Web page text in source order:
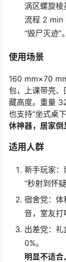
涡区螺旋
流程 2 min
“毁尸灭迹”。
使用场景
160 mm×70
包，上课带壳
藏高度。重量
也支持“坐式桌下
休神器，居家倒
适用人群
新手玩家
“秒射到怀疑
宿舍党：
音，室友打
出差党：
0%。
明显不适